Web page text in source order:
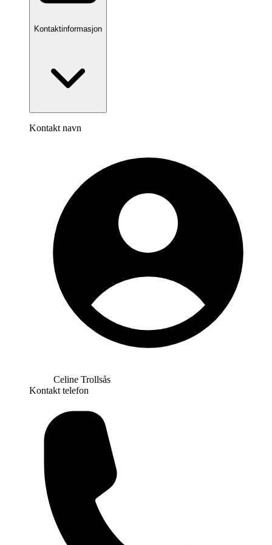
Kontaktinformasjon
Kontakt navn
Celine Trollsås
Kontakt telefon